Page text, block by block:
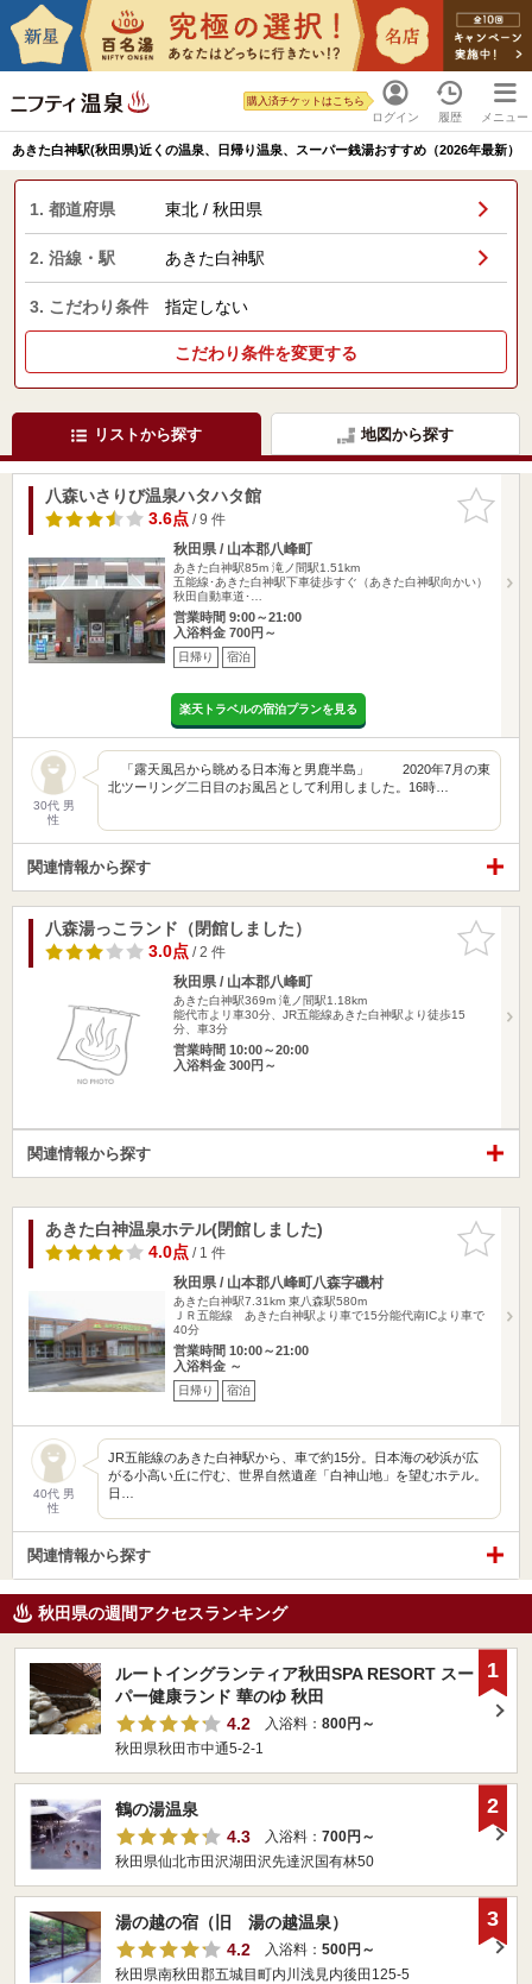
ログイン
購入済チケットはこちら
履歴 メニュー
あきた白神駅(秋田県)近くの温泉、日帰り温泉、スーパー銭湯おすすめ（2026年最新）
1. 都道府県 東北 / 秋田県
2. 沿線・駅 あきた白神駅
3. こだわり条件 指定しない
こだわり条件を変更する
リストから探す 地図から探す
お気に入
りに追加
八森いさりび温泉ハタハタ館
3.6点/ 9 件
秋田県 / 山本郡八峰町
あきた白神駅85m 滝ノ間駅1.51km
五能線･あきた白神駅下車徒歩すぐ（あきた白神駅向かい）
秋田自動車道･…
営業時間 9:00～21:00
入浴料金 700円～
日帰り 宿泊
楽天トラベルの宿泊プランを見る
30代 男
性
「露天風呂から眺める日本海と男鹿半島」 2020年7月の東
北ツーリング二日目のお風呂として利用しました。16時…
関連情報から探す
お気に入
りに追加
八森湯っこランド（閉館しました）
3.0点/ 2 件
秋田県 / 山本郡八峰町
あきた白神駅369m 滝ノ間駅1.18km
能代市よリ車30分、JR五能線あきた白神駅より徒歩15
分、車3分
営業時間 10:00～20:00
入浴料金 300円～
関連情報から探す
お気に入
りに追加
あきた白神温泉ホテル(閉館しました)
4.0点/ 1 件
秋田県 / 山本郡八峰町八森字磯村
あきた白神駅7.31km 東八森駅580m
ＪＲ五能線 あきた白神駅より車で15分能代南ICより車で
40分
営業時間 10:00～21:00
入浴料金 ～
日帰り 宿泊
40代 男
性
JR五能線のあきた白神駅から、車で約15分。日本海の砂浜が広
がる小高い丘に佇む、世界自然遺産「白神山地」を望むホテル。
日…
関連情報から探す
秋田県の週間アクセスランキング
ルートイングランティア秋田SPA RESORT スー
パー健康ランド 華のゆ 秋田
4.2
入浴料： 800円～
秋田県秋田市中通5-2-1
1
鶴の湯温泉
4.3
入浴料： 700円～
秋田県仙北市田沢湖田沢先達沢国有林50
2
湯の越の宿（旧 湯の越温泉）
4.2
入浴料： 500円～
秋田県南秋田郡五城目町内川浅見内後田125-5
3